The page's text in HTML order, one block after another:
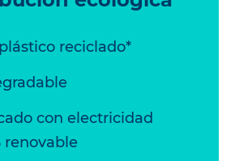
reciclado*
con electricidad
renovable